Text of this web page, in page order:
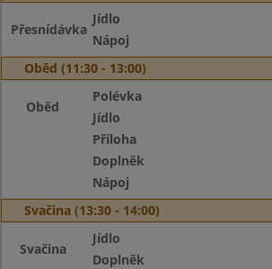
Přesnídávka
Jídlo
Nápoj
Oběd (11:30 - 13:00)
Oběd
Polévka
Jídlo
Příloha
Doplněk
Nápoj
Svačina (13:30 - 14:00)
Svačina
Jídlo
Doplněk